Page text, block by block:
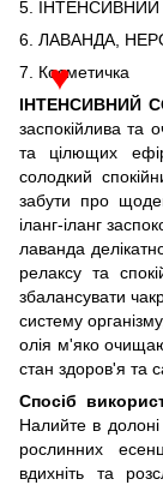
5. ІНТЕНСИВНИЙ
6. ЛАВАНДА,
7. Косметичка
ІНТЕНСИВНИЙ
заспокійлива та
та цілющих
солодкий
забути про
іланг-іланг
лаванда
релаксу та
збалансувати
систему
олія м'яко
стан здоров'я та
Спосіб
Налийте в
рослинних
вдихніть та
♥